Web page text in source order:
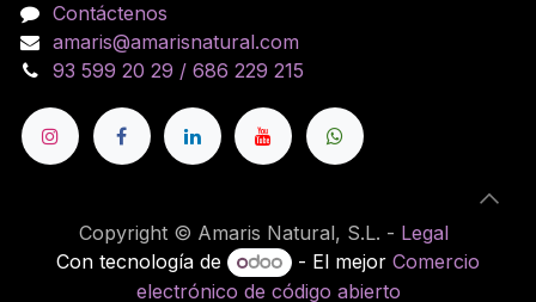
Contáctenos
amaris@amarisnatural.com
93 599 20 29 / 686 229 215
Copyright © Amaris Natural, S.L. - Legal
Con tecnología de
- El mejorComercio
electrónico de código abierto